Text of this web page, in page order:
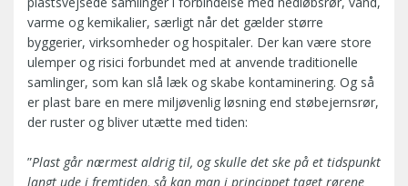
varme og kemikalier, særligt når det gælder større
byggerier, virksomheder og hospitaler. Der kan være store
ulemper og risici forbundet med at anvende traditionelle
samlinger, som kan slå læk og skabe kontaminering. Og så
er plast bare en mere miljøvenlig løsning end støbejernsrør,
der ruster og bliver utætte med tiden:
”Plast går nærmest aldrig til, og skulle det ske på et tidspunkt
langt ude i fremtiden, så kan man i princippet taget rørene